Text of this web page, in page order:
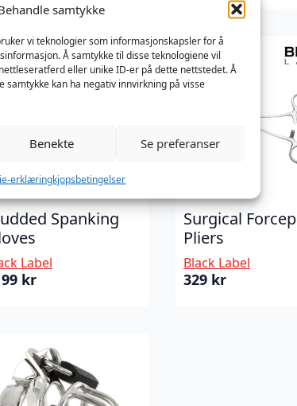
samtykke
vi teknologier som informasjonskapsler for å
Å samtykke til disse teknologiene vil
eller unike ID-er på dette nettstedet. Å
samtykke kan ha negativ innvirkning på visse
Benekte Se preferanser
erklæringkjopsbetingelser
Spanking
Label
kr
Surgical Forcep
Pliers
Black Label
329 kr